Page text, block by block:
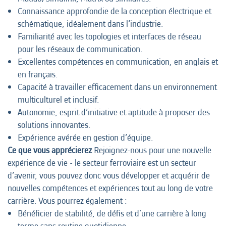
Connaissance approfondie de la conception électrique et
schématique, idéalement dans l’industrie.
Familiarité avec les topologies et interfaces de réseau
pour les réseaux de communication.
Excellentes compétences en communication, en anglais et
en français.
Capacité à travailler efficacement dans un environnement
multiculturel et inclusif.
Autonomie, esprit d’initiative et aptitude à proposer des
solutions innovantes.
Expérience avérée en gestion d’équipe.
Ce que vous apprécierezRejoignez-nous pour une nouvelle
expérience de vie - le secteur ferroviaire est un secteur
d’avenir, vous pouvez donc vous développer et acquérir de
nouvelles compétences et expériences tout au long de votre
carrière. Vous pourrez également :
Bénéficier de stabilité, de défis et d'une carrière à long